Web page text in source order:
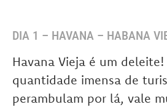
DIA 1 – HAVANA – HABANA
Havana Vieja é um
quantidade imensa de
perambulam por lá, vale